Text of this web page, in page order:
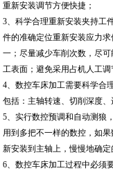
重新安装调节方便快捷；
3、科学合理重新安装夹持工
件的准确定位重新安装应力
一；尽量减少车削次数，尽
工表面；避免采用占机人工
4、数控车床加工需要科学合
包括：主轴转速、切削深度、
5、实行数控预调和自动测狼
用到多把不一样的数控，如
新安装到主轴上，慢慢地确定
6、数控车床加工过程中必须